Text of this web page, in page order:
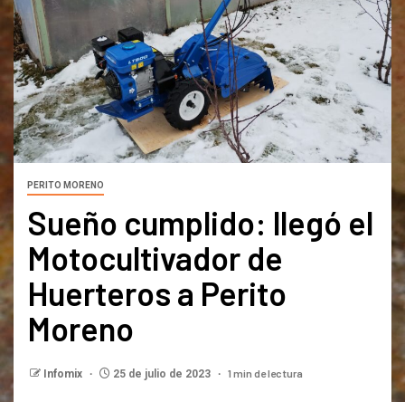
PERITO MORENO
Sueño cumplido: llegó el
Motocultivador de
Huerteros a Perito
Moreno
Infomix 25 de julio de 2023 1 min de lectura